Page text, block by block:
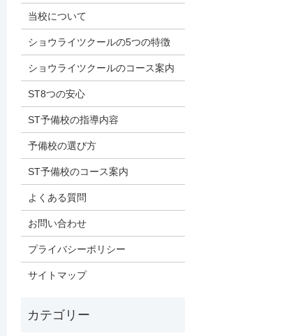
当校について
ショウライツクールの5つの特徴
ショウライツクールのコース案内
ST8つの安心
ST予備校の指導内容
予備校の選び方
ST予備校のコース案内
よくある質問
お問い合わせ
プライバシーポリシー
サイトマップ